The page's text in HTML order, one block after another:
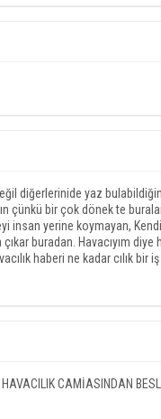
diğerlerinide yaz
çünkü bir çok dönek te
insan yerine koymayan,
buradan. Havacıyım
haberi ne kadar cılık bir
CAMİASINDAN